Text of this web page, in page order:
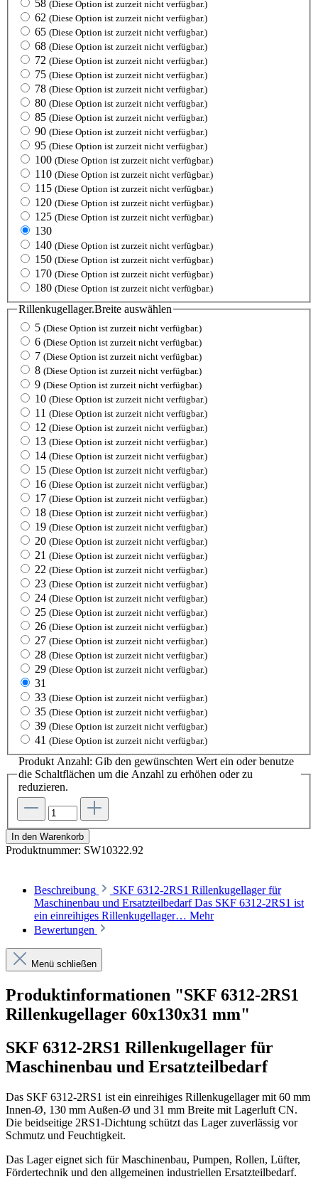
58 (Diese Option ist zurzeit nicht verfügbar.)
62 (Diese Option ist zurzeit nicht verfügbar.)
65 (Diese Option ist zurzeit nicht verfügbar.)
68 (Diese Option ist zurzeit nicht verfügbar.)
72 (Diese Option ist zurzeit nicht verfügbar.)
75 (Diese Option ist zurzeit nicht verfügbar.)
78 (Diese Option ist zurzeit nicht verfügbar.)
80 (Diese Option ist zurzeit nicht verfügbar.)
85 (Diese Option ist zurzeit nicht verfügbar.)
90 (Diese Option ist zurzeit nicht verfügbar.)
95 (Diese Option ist zurzeit nicht verfügbar.)
100 (Diese Option ist zurzeit nicht verfügbar.)
110 (Diese Option ist zurzeit nicht verfügbar.)
115 (Diese Option ist zurzeit nicht verfügbar.)
120 (Diese Option ist zurzeit nicht verfügbar.)
125 (Diese Option ist zurzeit nicht verfügbar.)
130
140 (Diese Option ist zurzeit nicht verfügbar.)
150 (Diese Option ist zurzeit nicht verfügbar.)
170 (Diese Option ist zurzeit nicht verfügbar.)
180 (Diese Option ist zurzeit nicht verfügbar.)
Rillenkugellager.Breite auswählen
5 (Diese Option ist zurzeit nicht verfügbar.)
6 (Diese Option ist zurzeit nicht verfügbar.)
7 (Diese Option ist zurzeit nicht verfügbar.)
8 (Diese Option ist zurzeit nicht verfügbar.)
9 (Diese Option ist zurzeit nicht verfügbar.)
10 (Diese Option ist zurzeit nicht verfügbar.)
11 (Diese Option ist zurzeit nicht verfügbar.)
12 (Diese Option ist zurzeit nicht verfügbar.)
13 (Diese Option ist zurzeit nicht verfügbar.)
14 (Diese Option ist zurzeit nicht verfügbar.)
15 (Diese Option ist zurzeit nicht verfügbar.)
16 (Diese Option ist zurzeit nicht verfügbar.)
17 (Diese Option ist zurzeit nicht verfügbar.)
18 (Diese Option ist zurzeit nicht verfügbar.)
19 (Diese Option ist zurzeit nicht verfügbar.)
20 (Diese Option ist zurzeit nicht verfügbar.)
21 (Diese Option ist zurzeit nicht verfügbar.)
22 (Diese Option ist zurzeit nicht verfügbar.)
23 (Diese Option ist zurzeit nicht verfügbar.)
24 (Diese Option ist zurzeit nicht verfügbar.)
25 (Diese Option ist zurzeit nicht verfügbar.)
26 (Diese Option ist zurzeit nicht verfügbar.)
27 (Diese Option ist zurzeit nicht verfügbar.)
28 (Diese Option ist zurzeit nicht verfügbar.)
29 (Diese Option ist zurzeit nicht verfügbar.)
31
33 (Diese Option ist zurzeit nicht verfügbar.)
35 (Diese Option ist zurzeit nicht verfügbar.)
39 (Diese Option ist zurzeit nicht verfügbar.)
41 (Diese Option ist zurzeit nicht verfügbar.)
Produkt Anzahl: Gib den gewünschten Wert ein oder benutze
die Schaltflächen um die Anzahl zu erhöhen oder zu
reduzieren.
In den Warenkorb
Produktnummer: SW10322.92
Beschreibung
SKF 6312-2RS1 Rillenkugellager für
Maschinenbau und Ersatzteilbedarf Das SKF 6312-2RS1 ist
ein einreihiges Rillenkugellager… Mehr
Bewertungen
Menü schließen
Produktinformationen "SKF 6312-2RS1
Rillenkugellager 60x130x31 mm"
SKF 6312-2RS1 Rillenkugellager für
Maschinenbau und Ersatzteilbedarf
Das SKF 6312-2RS1 ist ein einreihiges Rillenkugellager mit 60 mm
Innen-Ø, 130 mm Außen-Ø und 31 mm Breite mit Lagerluft CN.
Die beidseitige 2RS1-Dichtung schützt das Lager zuverlässig vor
Schmutz und Feuchtigkeit.
Das Lager eignet sich für Maschinenbau, Pumpen, Rollen, Lüfter,
Fördertechnik und den allgemeinen industriellen Ersatzteilbedarf.